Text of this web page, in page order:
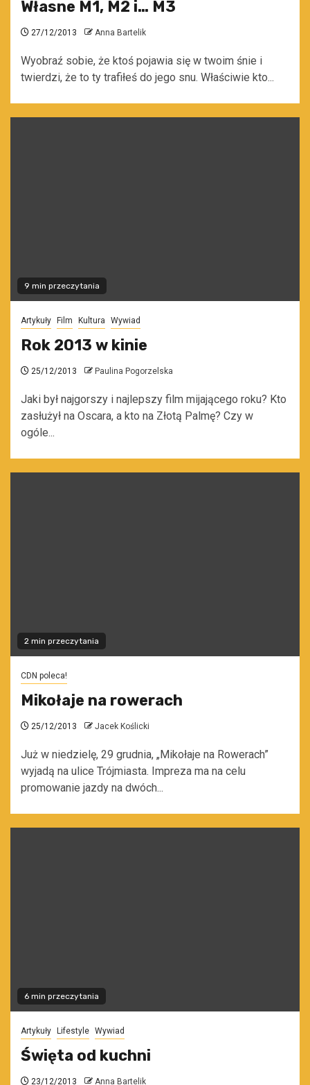
Własne M1, M2 i… M3
27/12/2013 Anna Bartelik
Wyobraź sobie, że ktoś pojawia się w twoim śnie i
twierdzi, że to ty trafiłeś do jego snu. Właściwie kto...
9 min przeczytania
Artykuły Film Kultura Wywiad
Rok 2013 w kinie
25/12/2013 Paulina Pogorzelska
Jaki był najgorszy i najlepszy film mijającego roku? Kto
zasłużył na Oscara, a kto na Złotą Palmę? Czy w
ogóle...
2 min przeczytania
CDN poleca!
Mikołaje na rowerach
25/12/2013 Jacek Koślicki
Już w niedzielę, 29 grudnia, „Mikołaje na Rowerach”
wyjadą na ulice Trójmiasta. Impreza ma na celu
promowanie jazdy na dwóch...
6 min przeczytania
Artykuły Lifestyle Wywiad
Święta od kuchni
23/12/2013 Anna Bartelik